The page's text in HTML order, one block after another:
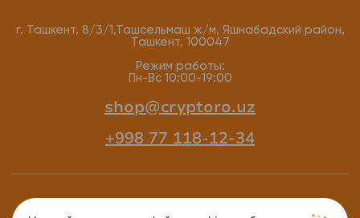
г. Ташкент, 8/3/1,Ташсельмаш ж/м, Яшнабадский район,
Ташкент, 100047
Режим работы:
Пн-Вс 10:00-19:00
shop@cryptoro.uz
+998 77 118-12-34